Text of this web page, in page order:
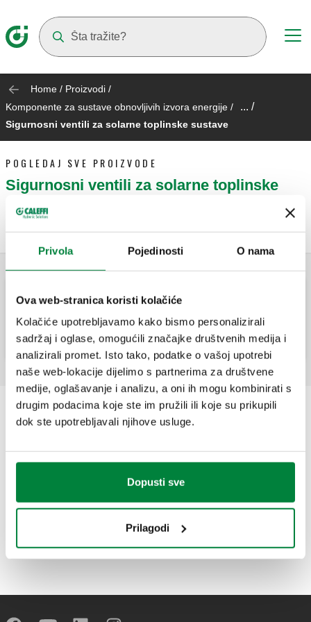
Privola Pojedinosti O nama
Ova web-stranica koristi kolačiće
Kolačiće upotrebljavamo kako bismo personalizirali
sadržaj i oglase, omogućili značajke društvenih medija i
analizirali promet. Isto tako, podatke o vašoj upotrebi
naše web-lokacije dijelimo s partnerima za društvene
medije, oglašavanje i analizu, a oni ih mogu kombinirati s
drugim podacima koje ste im pružili ili koje su prikupili
dok ste upotrebljavali njihove usluge.
Dopusti sve
Prilagodi
Home / Proizvodi /
Komponente za sustave obnovljivih izvora energije / ... /
Sigurnosni ventili za solarne toplinske sustave
POGLEDAJ SVE PROIZVODE
Sigurnosni ventili za solarne toplinske
sustave
sisteme.